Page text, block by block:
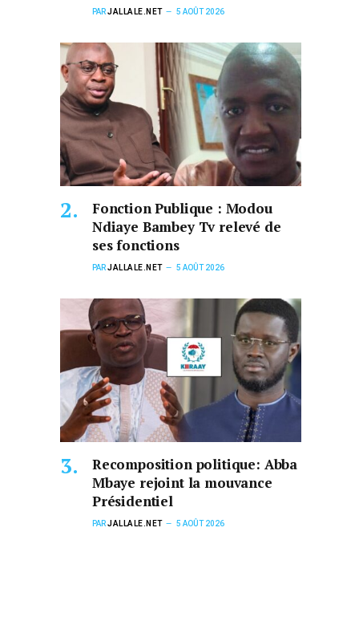
PARJALLALE.NET 5 AOÛT 2026
Fonction Publique : Modou
Ndiaye Bambey Tv relevé de
ses fonctions
PARJALLALE.NET 5 AOÛT 2026
Recomposition politique: Abba
Mbaye rejoint la mouvance
Présidentiel
PARJALLALE.NET 5 AOÛT 2026